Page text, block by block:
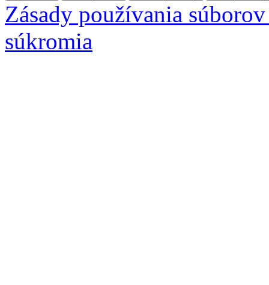
Zásady používania
súkromia